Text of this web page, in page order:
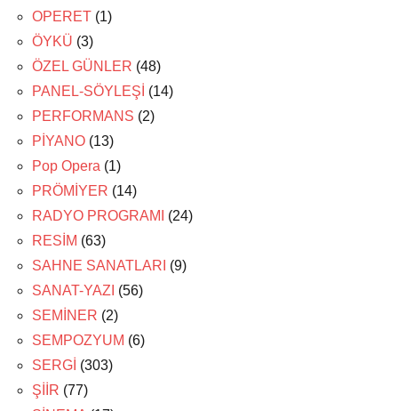
OPERET (1)
ÖYKÜ (3)
ÖZEL GÜNLER (48)
PANEL-SÖYLEŞİ (14)
PERFORMANS (2)
PİYANO (13)
Pop Opera (1)
PRÖMİYER (14)
RADYO PROGRAMI
(24)
RESİM (63)
SAHNE SANATLARI (9)
SANAT-YAZI (56)
SEMİNER (2)
SEMPOZYUM (6)
SERGİ (303)
ŞİİR (77)